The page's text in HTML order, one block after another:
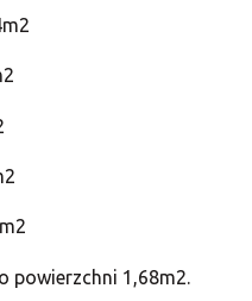
powierzchni 1,68m2.